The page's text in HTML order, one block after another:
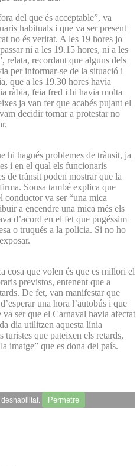
del que és acceptable”, va
habituals i que va ser present
no és veritat. A les 19 hores jo
ni a les 19.15 hores, ni a les
relata, recordant que alguns dels
per informar-se de la situació i
que a les 19.30 hores havia
ràbia, feia fred i hi havia molta
ja van fer que acabés pujant el
decidir tornar a protestar no
hi hagués problemes de trànsit, ja
i en el qual els funcionaris
de trànsit poden mostrar que la
Sousa també explica que
conductor va ser “una mica
a encendre una mica més els
d’acord en el fet que pugéssim
o truqués a la policia. Si no ho
cosa que volen és que es millori el
previstos, entenent que a
De fet, van manifestar que
una hora l’autobús i que
ser que el Carnaval havia afectat
dia utilitzen aquesta línia
turistes que pateixen els retards,
imatge” que es dona del país.
Permetre